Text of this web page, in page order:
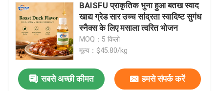
BAISFU प्राकृतिक भुना हुआ बतख स्वाद
खाद्य ग्रेड सार उच्च सांद्रता स्वादिष्ट सुगंध
स्नैक्स के लिए मसाला त्वरित भोजन
MOQ：5 किलो
मूल्य：$45.80/kg
सबसे अच्छी कीमत हमसे संपर्क करें